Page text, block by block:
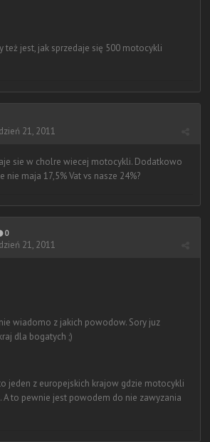
też jest, jak sprzedaje się 500 motocykli
21, 2011
sie w cholre wiecej motocykli. Dodatkowo
nie maja 17,5% Vat vs nasze 24%?
0
21, 2011
wiadomo z jakich powodow. Sory juz
dla bogatych ;)
jeden z europejskich krajow gdzie motocykli
A to pewnie jest powodem do nie zawyzania